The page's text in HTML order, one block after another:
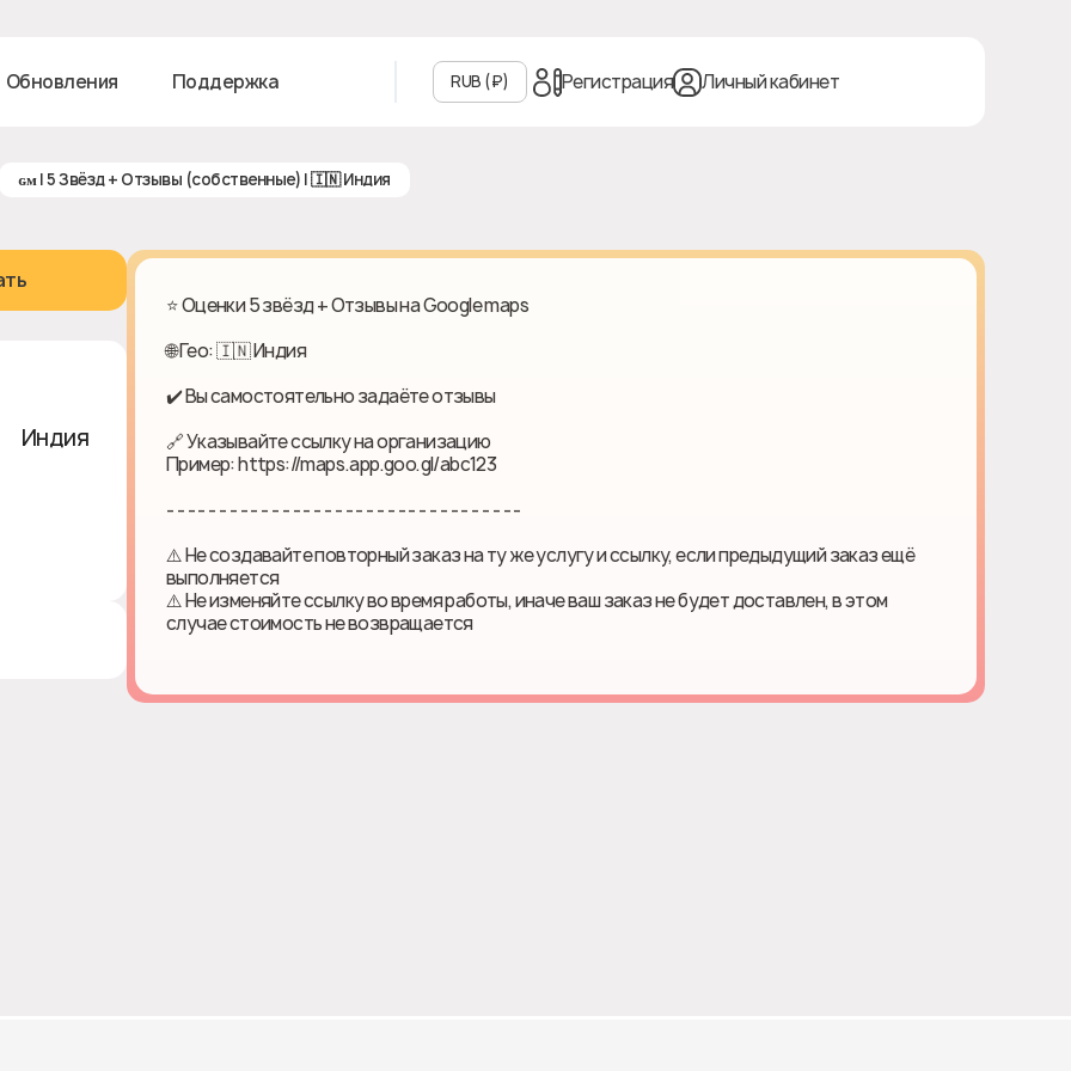
Обновления Поддержка RUB (₽‎) Регистрация Личный кабинет
ɢᴍ | 5 Звёзд + Отзывы (собственные) | 🇮🇳 Индия
Индия
⭐ Оценки 5 звёзд + Отзывы на Google maps
🌐 Гео: 🇮🇳 Индия
✔️ Вы самостоятельно задаёте отзывы
🔗 Указывайте ссылку на организацию
Пример: https://maps.app.goo.gl/abc123
- - - - - - - - - - - - - - - - - - - - - - - - - - - - - - - - - -
⚠️ Не создавайте повторный заказ на ту же услугу и ссылку, если предыдущий заказ ещё
выполняется
⚠️ Не изменяйте ссылку во время работы, иначе ваш заказ не будет доставлен, в этом
случае стоимость не возвращается